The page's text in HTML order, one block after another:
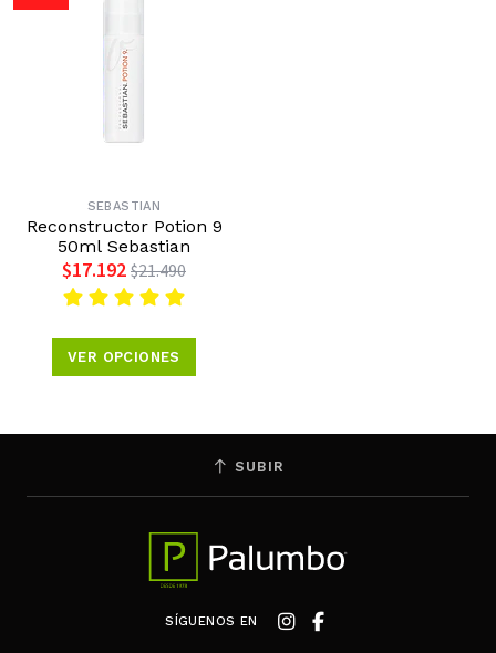
SEBASTIAN
Reconstructor Potion 9
50ml Sebastian
$17.192 $21.490
VER OPCIONES
SUBIR
SÍGUENOS EN